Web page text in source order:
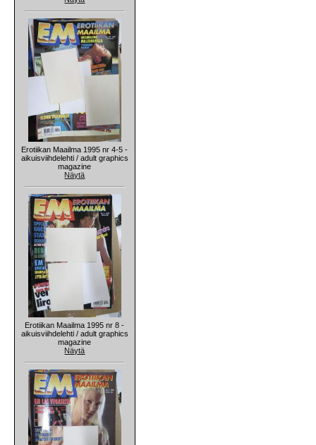
Erotiikan Maailma 1995 nr 4-5 -
aikuisviihdelehti / adult graphics
magazine
Näytä
Erotiikan Maailma 1995 nr 8 -
aikuisviihdelehti / adult graphics
magazine
Näytä